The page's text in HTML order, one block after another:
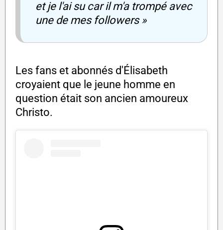
et je l'ai su car il m'a trompé avec
une de mes followers »
Les fans et abonnés d'Élisabeth
croyaient que le jeune homme en
question était son ancien amoureux
Christo.